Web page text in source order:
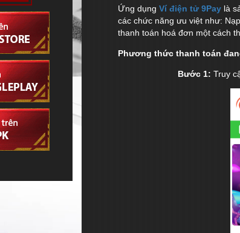
Ứng dụng Ví điện tử 9Pay là
các chức năng ưu việt như:
thanh toán hoá đơn một cách
Phương thức thanh toán
Bước 1: Truy